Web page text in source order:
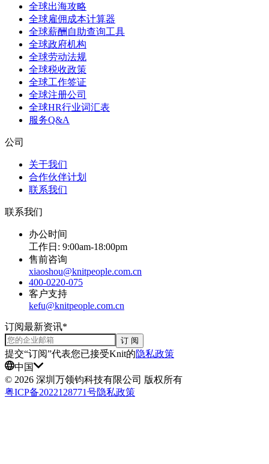
全球出海攻略
全球雇佣成本计算器
全球薪酬自助查询工具
全球政府机构
全球劳动法规
全球税收政策
全球工作签证
全球注册公司
全球HR行业词汇表
服务Q&A
公司
关于我们
合作伙伴计划
联系我们
联系我们
办公时间
工作日: 9:00am-18:00pm
售前咨询
xiaoshou@knitpeople.com.cn
400-0220-075
客户支持
kefu@knitpeople.com.cn
订阅最新资讯*
订 阅
提交“订阅”代表您已接受Knit的隐私政策
中国
© 2026 深圳万领钧科技有限公司 版权所有
粤ICP备2022128771号隐私政策